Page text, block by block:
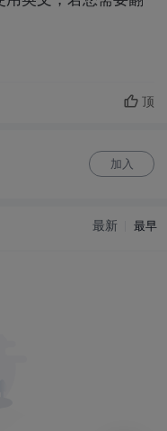
顶
加入
最新 最早